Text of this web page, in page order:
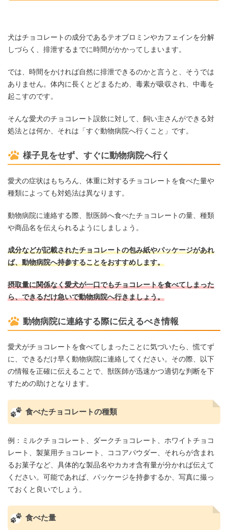
犬はチョコレートの成分であるテオブロミンやカフェインを分解
しづらく、排泄するまでに時間がかかってしまいます。
では、時間をかければ自然に排泄できるのかと言うと、そうでは
ありません。体内に長くとどまるため、毒素が吸収され、中毒を
起こすのです。
そんな愛犬のチョコレート誤飲に対して、飼い主さんができる対
処法とは何か、それは「すぐ動物病院へ行くこと」です。
様子見をせず、すぐに動物病院へ行く
愛犬の症状はもちろん、体重に対するチョコレートを食べた量や
種類によっても対処法は異なります。
動物病院に連絡する際、獣医師へ食べたチョコレートの量、種類
や商品名を伝えられるようにしましょう。
成分などが記載されたチョコレートの包み紙やパッケージがあれ
ば、動物病院へ持参することをおすすめします。
摂取量に関係なく愛犬が一口でもチョコレートを食べてしまった
ら、できるだけ急いで動物病院へ行きましょう。
動物病院に連絡する際に伝えるべき情報
愛犬がチョコレートを食べてしまったことに気づいたら、慌てず
に、できるだけ早く動物病院に連絡してください。その際、以下
の情報を正確に伝えることで、獣医師が迅速かつ適切な判断を下
すための助けとなります。
食べたチョコレートの種類
例：ミルクチョコレート、ダークチョコレート、ホワイトチョコ
レート、製菓用チョコレート、ココアパウダー、それらが含まれ
るお菓子など、具体的な製品名やカカオ含有量が分かれば伝えて
ください。可能であれば、パッケージを持参するか、写真に撮っ
ておくと良いでしょう。
食べた量